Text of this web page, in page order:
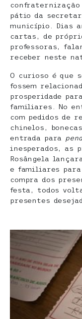
pátio da
município. Dias
cartas, de
professoras,
receber neste
O curioso é que
fossem
prosperidade
familiares. No
com pedidos de
chinelos,
entrada para
inesperados, as
Rosângela
e familiares para
compra dos
festa, todos
presentes